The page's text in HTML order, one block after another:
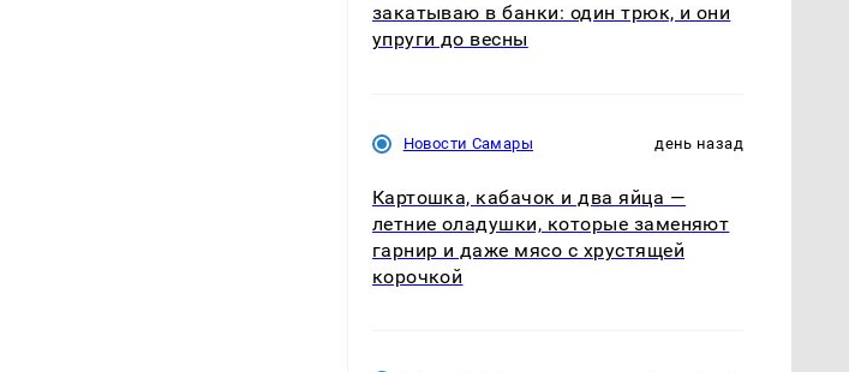
закатываю в банки: один трюк, и они
упруги до весны
Новости Самары день назад
Картошка, кабачок и два яйца —
летние оладушки, которые заменяют
гарнир и даже мясо с хрустящей
корочкой